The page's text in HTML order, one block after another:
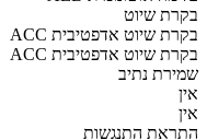
בקרת שיוט
ACC בקרת שיוט אדפטיבית
ACC בקרת שיוט אדפטיבית
שמירת נתיב
אין
אין
התראת התנגשות